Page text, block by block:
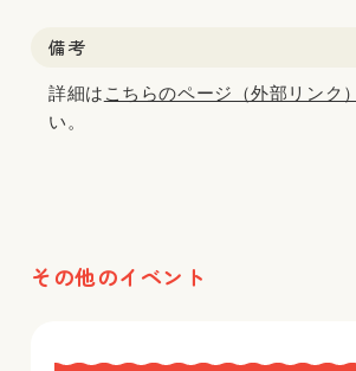
備考
詳細は こちらのページ（外部リンク）
い。
その他のイベント